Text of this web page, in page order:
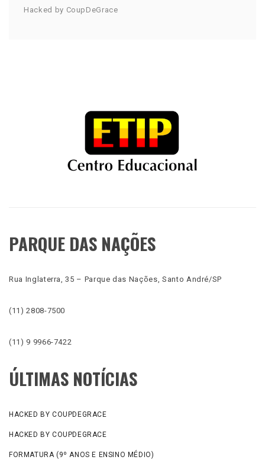
Hacked by CoupDeGrace
PARQUE DAS NAÇÕES
Rua Inglaterra, 35 – Parque das Nações, Santo André/SP
(11) 2808-7500
(11) 9 9966-7422
ÚLTIMAS NOTÍCIAS
HACKED BY COUPDEGRACE
HACKED BY COUPDEGRACE
FORMATURA (9º ANOS E ENSINO MÉDIO)